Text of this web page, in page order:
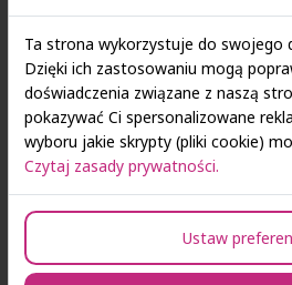
Ta strona wykorzystuje do swojego
Dzięki ich zastosowaniu mogą
doświadczenia związane z naszą
pokazywać Ci spersonalizowane
wyboru jakie skrypty (pliki cookie)
Czytaj zasady prywatności.
Ustaw